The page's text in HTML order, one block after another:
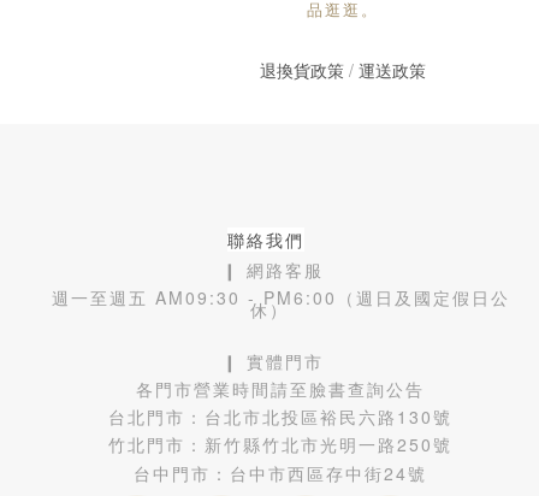
品逛逛。
退換貨政策/ 運送政策
聯絡我們
❙ 網路客服
週一至週五 AM09:30 - PM6:00（週日及國定假日公
休）
❙ 實體門市
各門市營業時間請至臉書查詢公告
台北門市： 台北市北投區裕民六路130號
竹北門市： 新竹縣竹北市光明一路250號
台中門市： 台中市西區存中街24號